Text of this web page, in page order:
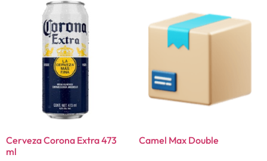
Cerveza Corona Extra 473
ml
Camel Max Double